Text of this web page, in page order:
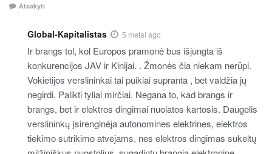
Atsakyti
Global-Kapitalistas 5 metai ago
Ir brangs tol, kol Europos pramonė bus išjungta iš
konkurencijos JAV ir Kinijai. . Žmonės čia niekam nerūpi.
Vokietijos verslininkai tai puikiai supranta , bet valdžia jų
negirdi. Palikti tyliai mirčiai. Negana to, kad brangs ir
brangs, bet ir elektros dingimai nuolatos kartosis. Daugelis
verslininkų įsirenginėja autonomines elektrines, elektros
tiekimo sutrikimo atvejams, nes elektros dingimas sukeltų